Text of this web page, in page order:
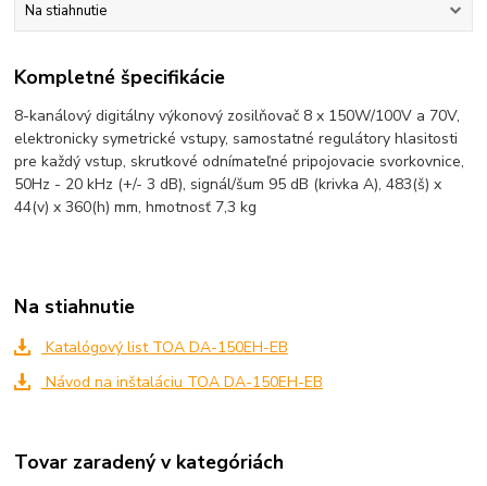
Na stiahnutie
Kompletné špecifikácie
8-kanálový digitálny výkonový zosilňovač 8 x 150W/100V a 70V,
elektronicky symetrické vstupy, samostatné regulátory hlasitosti
pre každý vstup, skrutkové odnímateľné pripojovacie svorkovnice,
50Hz - 20 kHz (+/- 3 dB), signál/šum 95 dB (krivka A), 483(š) x
44(v) x 360(h) mm, hmotnosť 7,3 kg
Na stiahnutie
Katalógový list TOA DA-150EH-EB
Návod na inštaláciu TOA DA-150EH-EB
Tovar zaradený v kategóriách